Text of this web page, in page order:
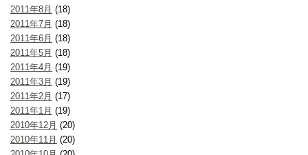
2011年8月 (18)
2011年7月 (18)
2011年6月 (18)
2011年5月 (18)
2011年4月 (19)
2011年3月 (19)
2011年2月 (17)
2011年1月 (19)
2010年12月 (20)
2010年11月 (20)